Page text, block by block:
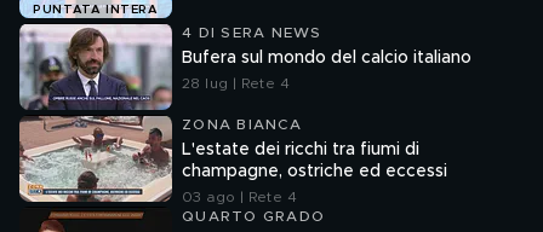
PUNTATA INTERA
4 DI SERA NEWS
Bufera sul mondo del calcio italiano
28 lug | Rete 4
ZONA BIANCA
L'estate dei ricchi tra fiumi di
champagne, ostriche ed eccessi
03 ago | Rete 4
QUARTO GRADO